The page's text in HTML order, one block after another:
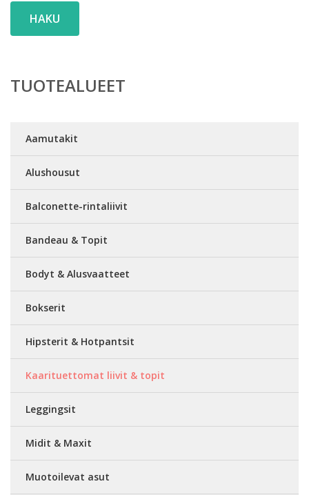
HAKU
TUOTEALUEET
Aamutakit
Alushousut
Balconette-rintaliivit
Bandeau & Topit
Bodyt & Alusvaatteet
Bokserit
Hipsterit & Hotpantsit
Kaarituettomat liivit & topit
Leggingsit
Midit & Maxit
Muotoilevat asut